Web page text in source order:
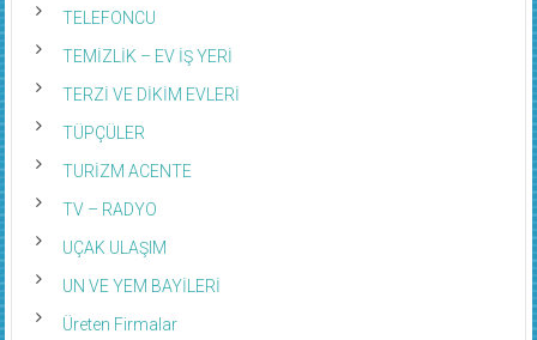
TELEFONCU
TEMİZLİK – EV İŞ YERİ
TERZİ VE DİKİM EVLERİ
TÜPÇÜLER
TURİZM ACENTE
TV – RADYO
UÇAK ULAŞIM
UN VE YEM BAYİLERİ
Üreten Firmalar